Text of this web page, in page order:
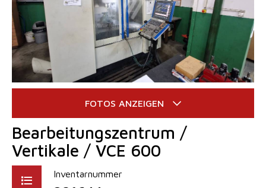
Bearbeitungszentrum /
Vertikale / VCE 600
Inventarnummer